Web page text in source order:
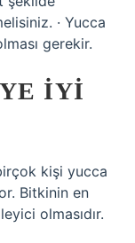
· Yucca
gerekir.
IYI
kişi yucca
Bitkinin en
olmasıdır.